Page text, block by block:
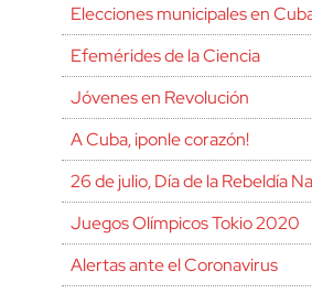
Elecciones municipales en
Efemérides de la Ciencia
Jóvenes en Revolución
A Cuba, ¡ponle corazón!
26 de julio, Día de la Rebeldía
Juegos Olímpicos Tokio 2020
Alertas ante el Coronavirus